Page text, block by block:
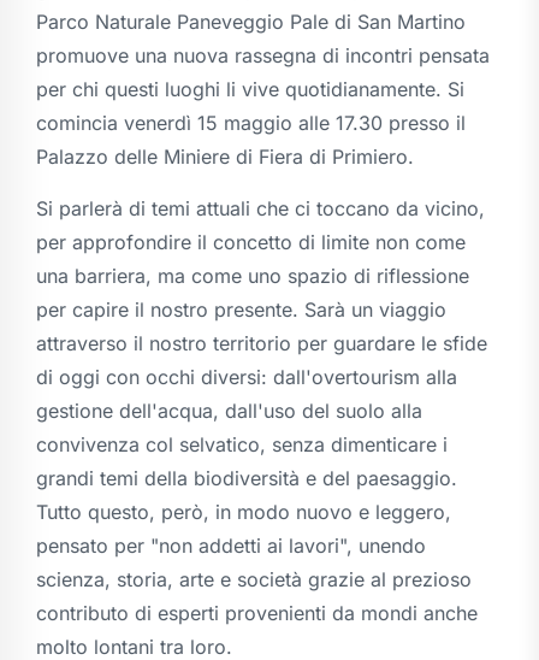
Parco Naturale Paneveggio Pale di San Martino
promuove una nuova rassegna di incontri pensata
per chi questi luoghi li vive quotidianamente. Si
comincia venerdì 15 maggio alle 17.30 presso il
Palazzo delle Miniere di Fiera di Primiero.
Si parlerà di temi attuali che ci toccano da vicino,
per approfondire il concetto di limite non come
una barriera, ma come uno spazio di riflessione
per capire il nostro presente. Sarà un viaggio
attraverso il nostro territorio per guardare le sfide
di oggi con occhi diversi: dall'overtourism alla
gestione dell'acqua, dall'uso del suolo alla
convivenza col selvatico, senza dimenticare i
grandi temi della biodiversità e del paesaggio.
Tutto questo, però, in modo nuovo e leggero,
pensato per "non addetti ai lavori", unendo
scienza, storia, arte e società grazie al prezioso
contributo di esperti provenienti da mondi anche
molto lontani tra loro.